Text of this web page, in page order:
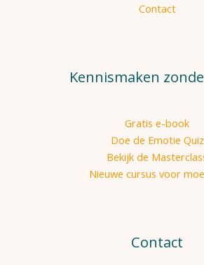
Contact
Kennismaken
Gratis e-book
Doe de Emotie Quiz
Bekijk de
Nieuwe cursus voor
Contact